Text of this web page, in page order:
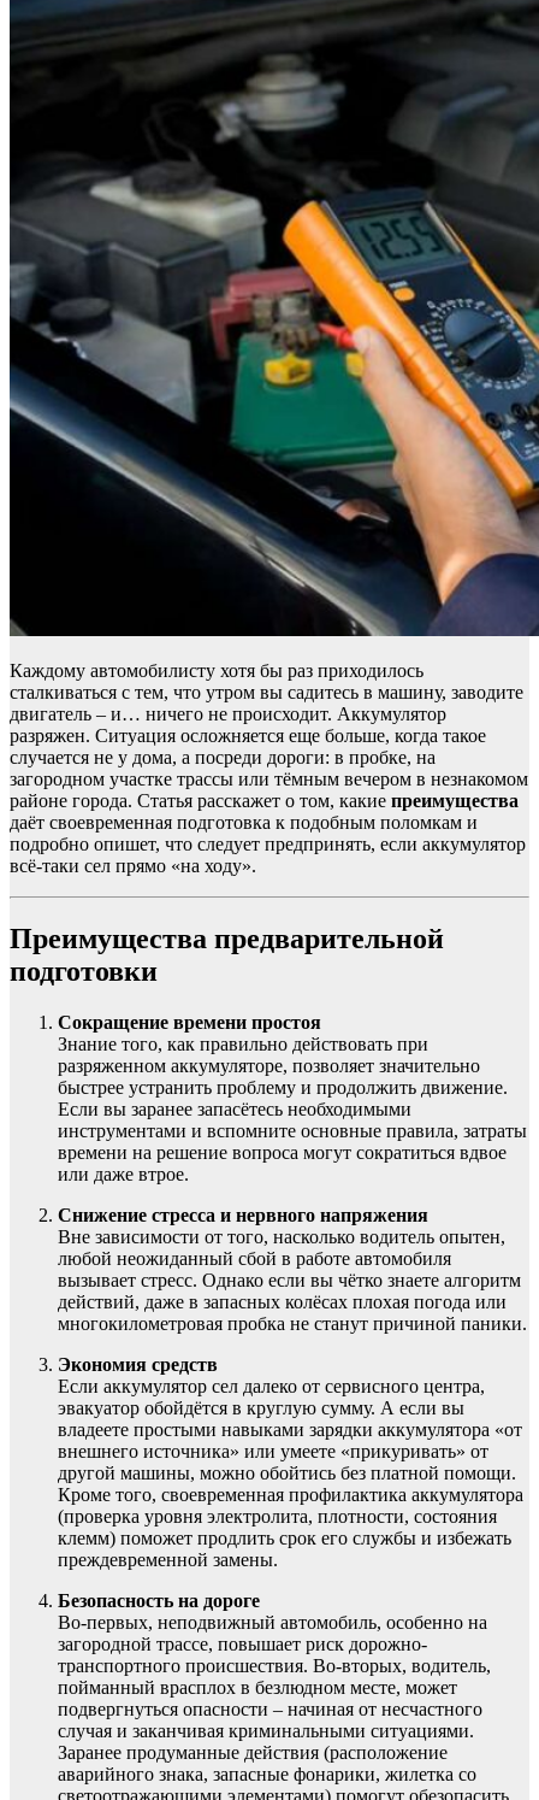
Каждому автомобилисту хотя бы раз приходилось
сталкиваться с тем, что утром вы садитесь в машину, заводите
двигатель – и… ничего не происходит. Аккумулятор
разряжен. Ситуация осложняется еще больше, когда такое
случается не у дома, а посреди дороги: в пробке, на
загородном участке трассы или тёмным вечером в незнакомом
районе города. Статья расскажет о том, какие преимущества
даёт своевременная подготовка к подобным поломкам и
подробно опишет, что следует предпринять, если аккумулятор
всё-таки сел прямо «на ходу».
Преимущества предварительной
подготовки
Сокращение времени простоя
Знание того, как правильно действовать при
разряженном аккумуляторе, позволяет значительно
быстрее устранить проблему и продолжить движение.
Если вы заранее запасётесь необходимыми
инструментами и вспомните основные правила, затраты
времени на решение вопроса могут сократиться вдвое
или даже втрое.
Снижение стресса и нервного напряжения
Вне зависимости от того, насколько водитель опытен,
любой неожиданный сбой в работе автомобиля
вызывает стресс. Однако если вы чётко знаете алгоритм
действий, даже в запасных колёсах плохая погода или
многокилометровая пробка не станут причиной паники.
Экономия средств
Если аккумулятор сел далеко от сервисного центра,
эвакуатор обойдётся в круглую сумму. А если вы
владеете простыми навыками зарядки аккумулятора «от
внешнего источника» или умеете «прикуривать» от
другой машины, можно обойтись без платной помощи.
Кроме того, своевременная профилактика аккумулятора
(проверка уровня электролита, плотности, состояния
клемм) поможет продлить срок его службы и избежать
преждевременной замены.
Безопасность на дороге
Во-первых, неподвижный автомобиль, особенно на
загородной трассе, повышает риск дорожно-
транспортного происшествия. Во-вторых, водитель,
пойманный врасплох в безлюдном месте, может
подвергнуться опасности – начиная от несчастного
случая и заканчивая криминальными ситуациями.
Заранее продуманные действия (расположение
аварийного знака, запасные фонарики, жилетка со